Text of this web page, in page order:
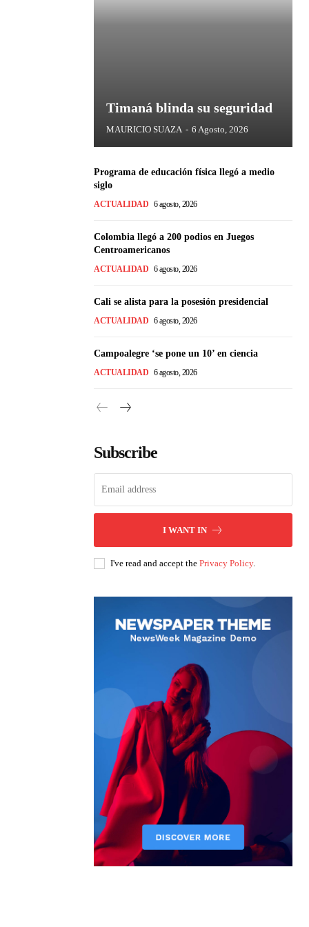
Timaná blinda su seguridad
MAURICIO SUAZA - 6 Agosto, 2026
Programa de educación física llegó a medio
siglo
ACTUALIDAD 6 agosto, 2026
Colombia llegó a 200 podios en Juegos
Centroamericanos
ACTUALIDAD 6 agosto, 2026
Cali se alista para la posesión presidencial
ACTUALIDAD 6 agosto, 2026
Campoalegre ‘se pone un 10’ en ciencia
ACTUALIDAD 6 agosto, 2026
Subscribe
I WANT IN
I've read and accept the Privacy Policy.